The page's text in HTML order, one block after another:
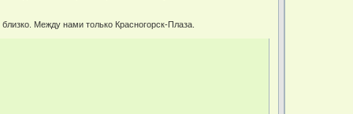
Между нами только Красногорск-Плаза.